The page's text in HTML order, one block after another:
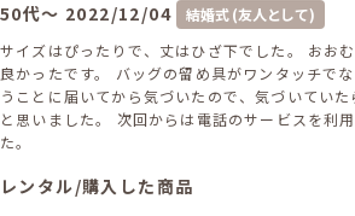
50代～ 2022/12/04
結婚式 (友人として)
サイズはぴったりで、丈はひざ下でした。 おお
良かったです。 バッグの留め具がワンタッチで
うことに届いてから気づいたので、気づいてい
と思いました。 次回からは電話のサービスを利
た。
レンタル/購入した商品